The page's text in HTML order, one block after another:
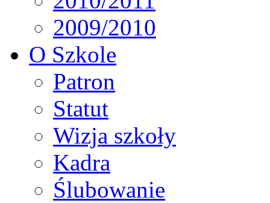
2009/2010
O Szkole
Patron
Statut
Wizja szkoły
Kadra
Ślubowanie